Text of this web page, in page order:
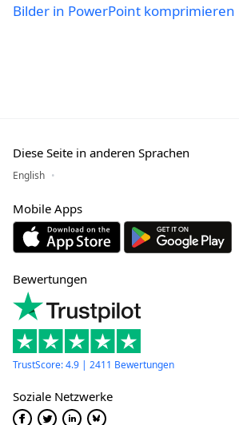
Bilder in PowerPoint komprimieren
Diese Seite in anderen Sprachen
English
Mobile Apps
Bewertungen
TrustScore: 4.9 | 2411 Bewertungen
Soziale Netzwerke